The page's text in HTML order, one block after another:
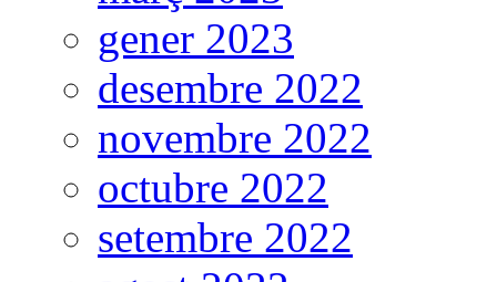
gener 2023
desembre 2022
novembre 2022
octubre 2022
setembre 2022